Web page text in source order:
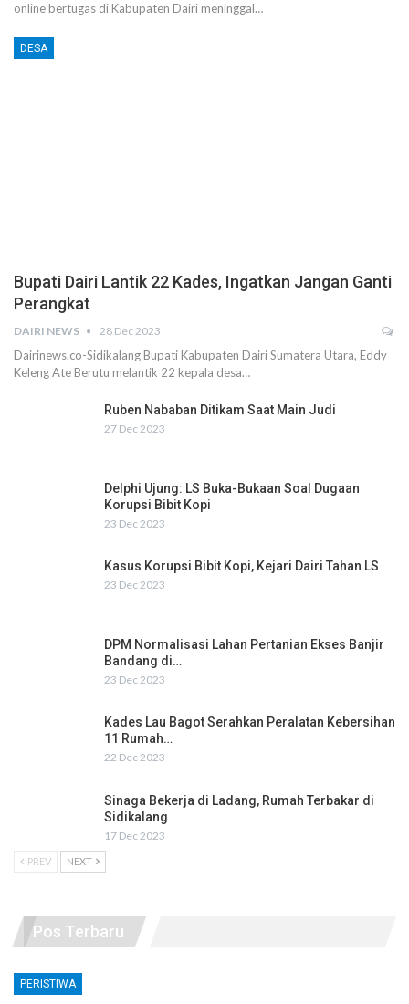
online bertugas di Kabupaten Dairi meninggal…
DESA
Bupati Dairi Lantik 22 Kades, Ingatkan Jangan Ganti
Perangkat
DAIRI NEWS 28 Dec 2023
Dairinews.co-Sidikalang Bupati Kabupaten Dairi Sumatera Utara, Eddy
Keleng Ate Berutu melantik 22 kepala desa…
Ruben Nababan Ditikam Saat Main Judi
27 Dec 2023
Delphi Ujung: LS Buka-Bukaan Soal Dugaan
Korupsi Bibit Kopi
23 Dec 2023
Kasus Korupsi Bibit Kopi, Kejari Dairi Tahan LS
23 Dec 2023
DPM Normalisasi Lahan Pertanian Ekses Banjir
Bandang di…
23 Dec 2023
Kades Lau Bagot Serahkan Peralatan Kebersihan
11 Rumah…
22 Dec 2023
Sinaga Bekerja di Ladang, Rumah Terbakar di
Sidikalang
17 Dec 2023
PREV NEXT
Pos Terbaru
PERISTIWA